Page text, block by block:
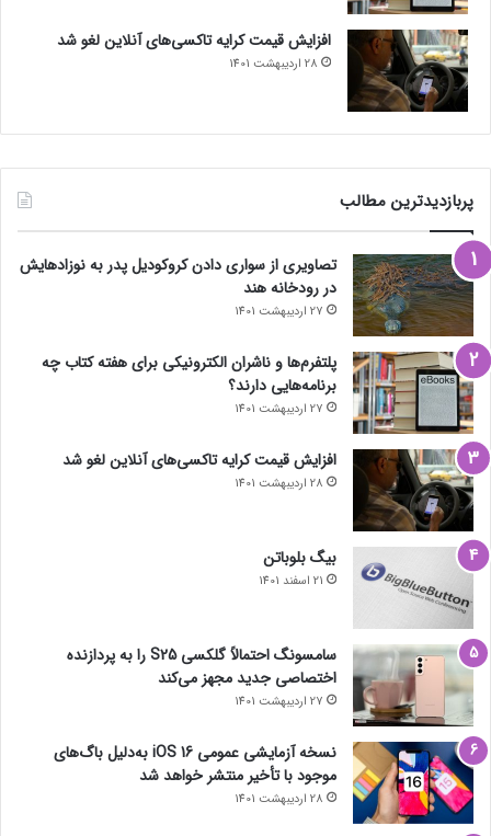
افزایش قیمت کرایه تاکسی‌های آنلاین لغو شد
28 اردیبهشت 1401
پربازدیدترین مطالب
تصاویری از سواری دادن کروکودیل پدر به نوزادهایش
در رودخانه هند
27 اردیبهشت 1401
پلتفرم‌ها و ناشران الکترونیکی برای هفته کتاب چه
برنامه‌هایی دارند؟
27 اردیبهشت 1401
افزایش قیمت کرایه تاکسی‌های آنلاین لغو شد
28 اردیبهشت 1401
بیگ بلوباتن
21 اسفند 1401
سامسونگ احتمالاً گلکسی S25 را به پردازنده
اختصاصی جدید مجهز می‌کند
27 اردیبهشت 1401
نسخه آزمایشی عمومی iOS 16 به‌دلیل باگ‌های
موجود با تأخیر منتشر خواهد شد
28 اردیبهشت 1401